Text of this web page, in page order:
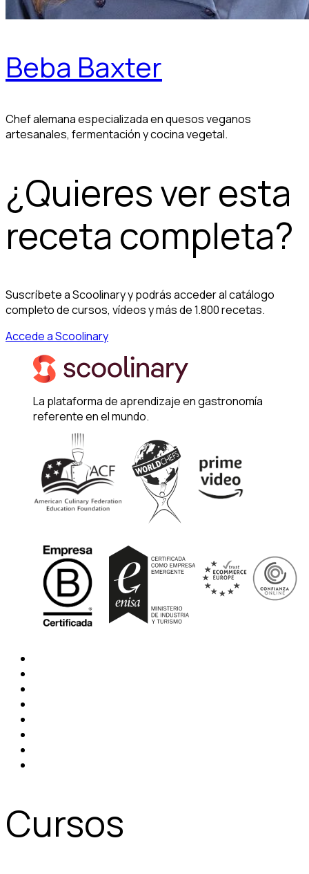
Beba Baxter
Chef alemana especializada en quesos veganos
artesanales, fermentación y cocina vegetal.
¿Quieres ver esta
receta completa?
Suscríbete a Scoolinary y podrás acceder al catálogo
completo de cursos, vídeos y más de 1.800 recetas.
Accede a Scoolinary
La plataforma de aprendizaje en gastronomía
referente en el mundo.
Cursos